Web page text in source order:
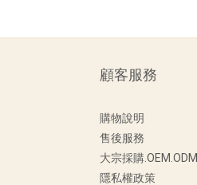
顧客服務
購物說明
售後服務
大宗採購.OEM.ODM
隱私權政策